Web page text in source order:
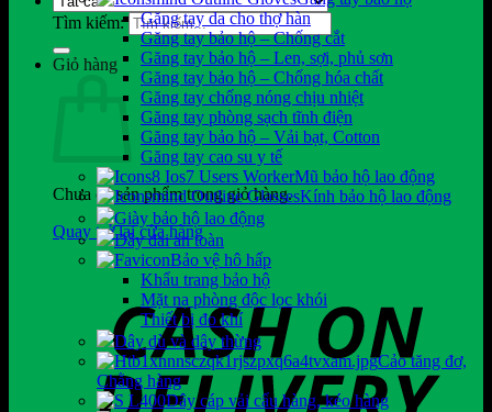
Tìm kiếm:
Giỏ hàng
Chưa có sản phẩm trong giỏ hàng.
Quay trở lại cửa hàng
Găng tay da cho thợ hàn
Găng tay bảo hộ – Chống cắt
Găng tay bảo hộ – Len, sợi, phủ sơn
Găng tay bảo hộ – Chống hóa chất
Găng tay chống nóng chịu nhiệt
Găng tay phòng sạch tĩnh điện
Găng tay bảo hộ – Vải bạt, Cotton
Găng tay cao su y tế
Mũ bảo hộ lao động
Kính bảo hộ lao động
Giày bảo hộ lao động
Dây đai an toàn
Bảo vệ hô hấp
Khẩu trang bảo hộ
Mặt nạ phòng độc lọc khói
Thiết bị đo khí
Dây dù và dây thừng
Cảo tăng đơ,
Chằng hàng
Dây cáp vải cẩu hàng, kéo hàng